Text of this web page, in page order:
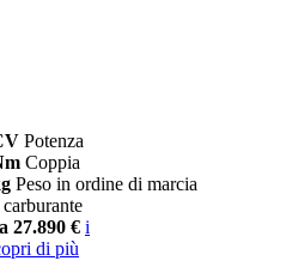
Potenza
Coppia
Peso in ordine di marcia
carburante
27.890 € i
di più